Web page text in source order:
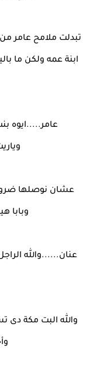
تبدلت ملامح عامر
ابنة عمه ولكن ما
عامر.....ايوه
عشان نوصلها
وبابا
عنان......والله
والله البت مكة دى